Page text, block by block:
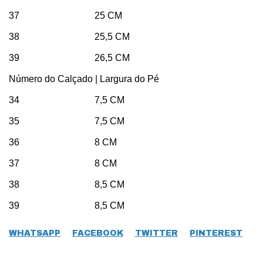
37 25 CM
38 25,5 CM
39 26,5 CM
Número do Calçado | Largura do Pé
34 7,5 CM
35 7,5 CM
36 8 CM
37 8 CM
38 8,5 CM
39 8,5 CM
WHATSAPP FACEBOOK TWITTER PINTEREST